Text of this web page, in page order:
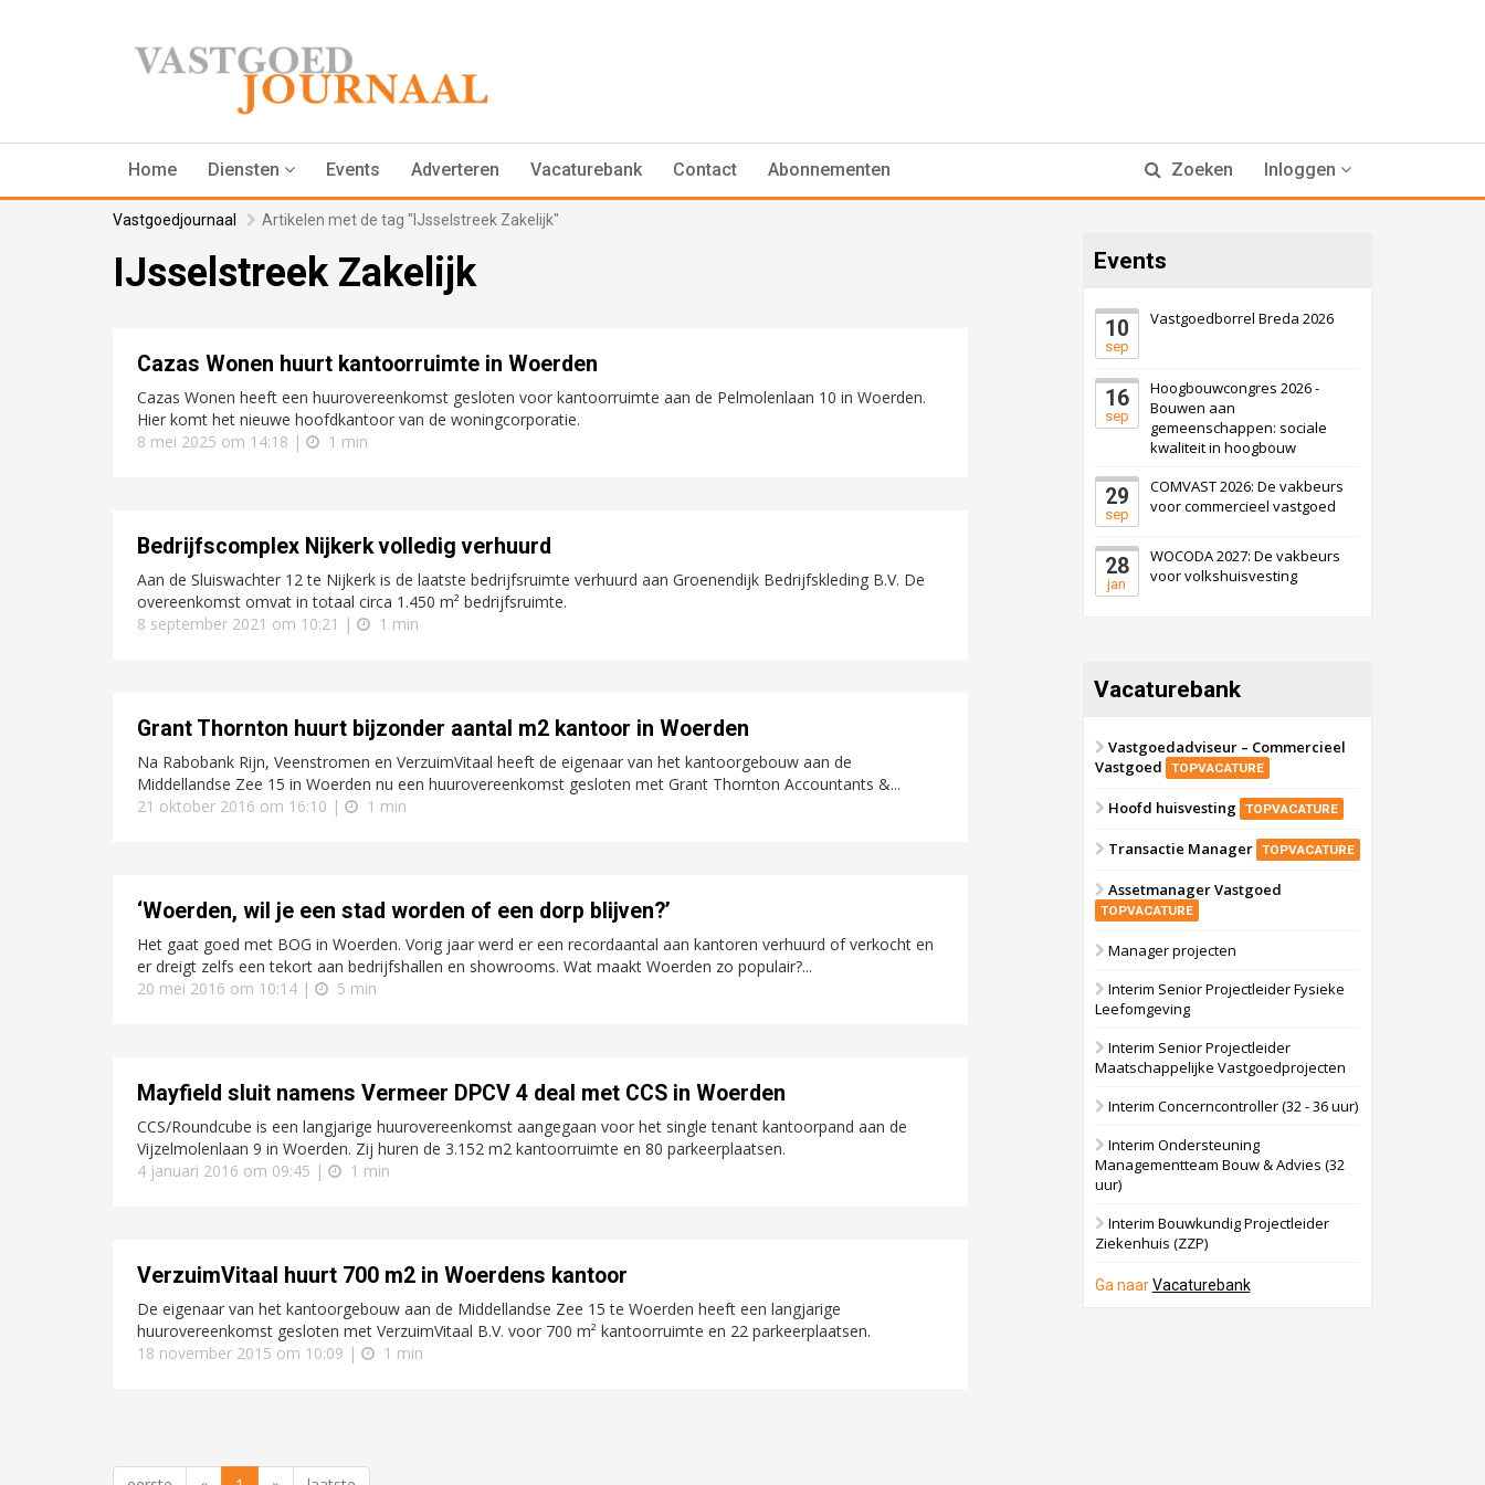
Home Diensten Events Adverteren Vacaturebank Contact Abonnementen Zoeken Inloggen
Vastgoedjournaal Artikelen met de tag "IJsselstreek Zakelijk"
IJsselstreek Zakelijk
Cazas Wonen huurt kantoorruimte in Woerden
Cazas Wonen heeft een huurovereenkomst gesloten voor kantoorruimte aan de Pelmolenlaan 10 in Woerden.
Hier komt het nieuwe hoofdkantoor van de woningcorporatie.
8 mei 2025 om 14:18 |
1 min
Bedrijfscomplex Nijkerk volledig verhuurd
Aan de Sluiswachter 12 te Nijkerk is de laatste bedrijfsruimte verhuurd aan Groenendijk Bedrijfskleding B.V. De
overeenkomst omvat in totaal circa 1.450 m² bedrijfsruimte.
8 september 2021 om 10:21 |
1 min
Grant Thornton huurt bijzonder aantal m2 kantoor in Woerden
Na Rabobank Rijn, Veenstromen en VerzuimVitaal heeft de eigenaar van het kantoorgebouw aan de
Middellandse Zee 15 in Woerden nu een huurovereenkomst gesloten met Grant Thornton Accountants &...
21 oktober 2016 om 16:10 |
1 min
‘Woerden, wil je een stad worden of een dorp blijven?’
Het gaat goed met BOG in Woerden. Vorig jaar werd er een recordaantal aan kantoren verhuurd of verkocht en
er dreigt zelfs een tekort aan bedrijfshallen en showrooms. Wat maakt Woerden zo populair?...
20 mei 2016 om 10:14 |
5 min
Mayfield sluit namens Vermeer DPCV 4 deal met CCS in Woerden
CCS/Roundcube is een langjarige huurovereenkomst aangegaan voor het single tenant kantoorpand aan de
Vijzelmolenlaan 9 in Woerden. Zij huren de 3.152 m2 kantoorruimte en 80 parkeerplaatsen.
4 januari 2016 om 09:45 |
1 min
VerzuimVitaal huurt 700 m2 in Woerdens kantoor
De eigenaar van het kantoorgebouw aan de Middellandse Zee 15 te Woerden heeft een langjarige
huurovereenkomst gesloten met VerzuimVitaal B.V. voor 700 m² kantoorruimte en 22 parkeerplaatsen.
18 november 2015 om 10:09 |
1 min
Events
10
sep
Vastgoedborrel Breda 2026
16
sep
Hoogbouwcongres 2026 -
Bouwen aan
gemeenschappen: sociale
kwaliteit in hoogbouw
29
sep
COMVAST 2026: De vakbeurs
voor commercieel vastgoed
28
jan
WOCODA 2027: De vakbeurs
voor volkshuisvesting
Vacaturebank
Vastgoedadviseur – Commercieel
Vastgoed
TOPVACATURE
Hoofd huisvesting TOPVACATURE
Transactie Manager TOPVACATURE
Assetmanager Vastgoed
TOPVACATURE
Manager projecten
Interim Senior Projectleider Fysieke
Leefomgeving
Interim Senior Projectleider
Maatschappelijke Vastgoedprojecten
Interim Concerncontroller (32 - 36 uur)
Interim Ondersteuning
Managementteam Bouw & Advies (32
uur)
Interim Bouwkundig Projectleider
Ziekenhuis (ZZP)
Ga naarVacaturebank